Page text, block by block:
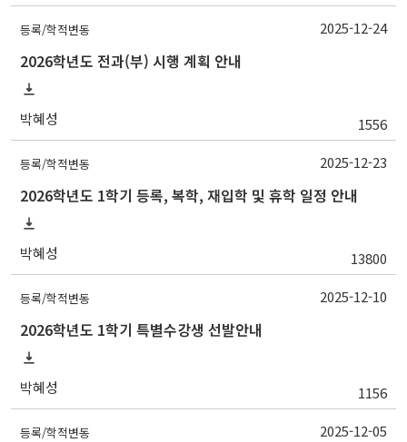
등록/학적변동
2026학년도 전과(부) 시행 계획 안내
박혜성 1556
2025-12-24
등록/학적변동
2026학년도 1학기 등록, 복학, 재입학 및 휴학 일정 안내
박혜성 13800
2025-12-23
등록/학적변동
2026학년도 1학기 특별수강생 선발안내
박혜성 1156
2025-12-10
등록/학적변동 2025-12-05